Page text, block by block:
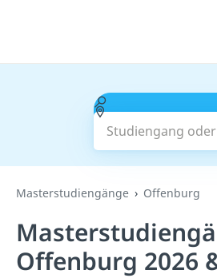
Studiengang oder
Masterstudiengänge Offenburg
Offenburg 2026